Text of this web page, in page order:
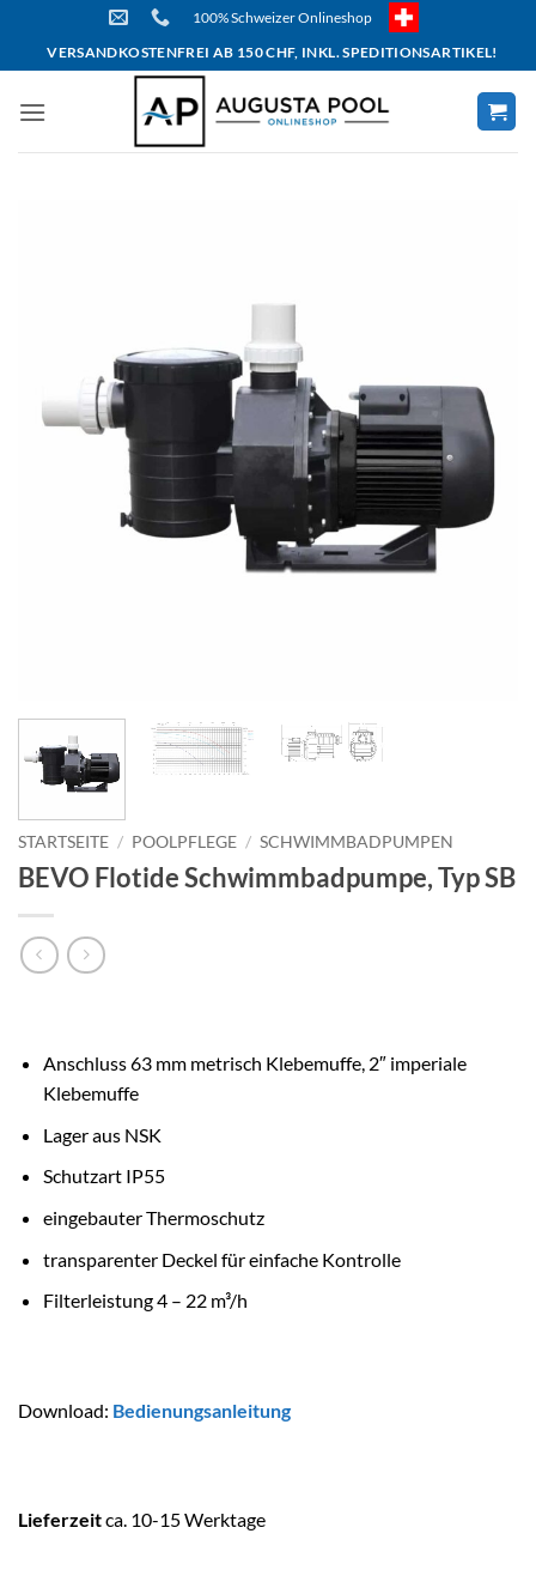
content
100% Schweizer Onlineshop
VERSANDKOSTENFREI AB 150 CHF, INKL. SPEDITIONSARTIKEL!
STARTSEITE / POOLPFLEGE / SCHWIMMBADPUMPEN
BEVO Flotide Schwimmbadpumpe, Typ SB
Anschluss 63 mm metrisch Klebemuffe, 2″ imperiale
Klebemuffe
Lager aus NSK
Schutzart IP55
eingebauter Thermoschutz
transparenter Deckel für einfache Kontrolle
Filterleistung 4 – 22 m³/h
Download: Bedienungsanleitung
Lieferzeitca. 10-15 Werktage